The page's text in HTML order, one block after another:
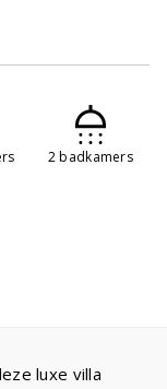
2 badkamers
luxe villa